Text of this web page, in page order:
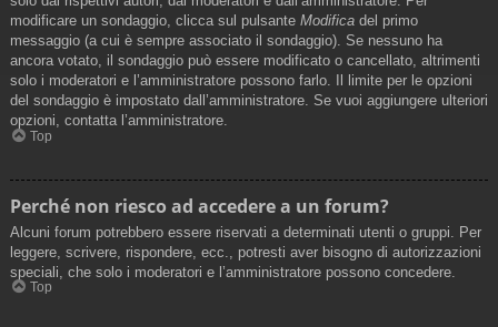
modificare un sondaggio, clicca sul pulsante Modifica del primo
messaggio (a cui è sempre associato il sondaggio). Se nessuno ha
ancora votato, il sondaggio può essere modificato o cancellato, altrimenti
solo i moderatori e l’amministratore possono farlo. Il limite per le opzioni
del sondaggio è impostato dall’amministratore. Se vuoi aggiungere ulteriori
opzioni, contatta l’amministratore.
Top
Perché non riesco ad accedere a un forum?
Alcuni forum potrebbero essere riservati a determinati utenti o gruppi. Per
leggere, scrivere, rispondere, ecc., potresti aver bisogno di autorizzazioni
speciali, che solo i moderatori e l’amministratore possono concedere.
Top